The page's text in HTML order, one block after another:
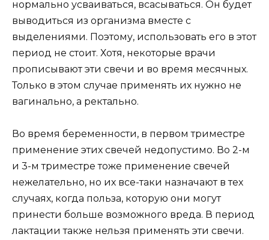
нормально усваиваться, всасываться. Он будет
выводиться из организма вместе с
выделениями. Поэтому, использовать его в этот
период не стоит. Хотя, некоторые врачи
прописывают эти свечи и во время месячных.
Только в этом случае применять их нужно не
вагинально, а ректально.
Во время беременности, в первом триместре
применение этих свечей недопустимо. Во 2-м
и 3-м триместре тоже применение свечей
нежелательно, но их все-таки назначают в тех
случаях, когда польза, которую они могут
принести больше возможного вреда. В период
лактации также нельзя применять эти свечи.